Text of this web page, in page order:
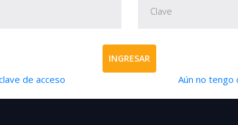
INGRESAR
de acceso Aún no tengo